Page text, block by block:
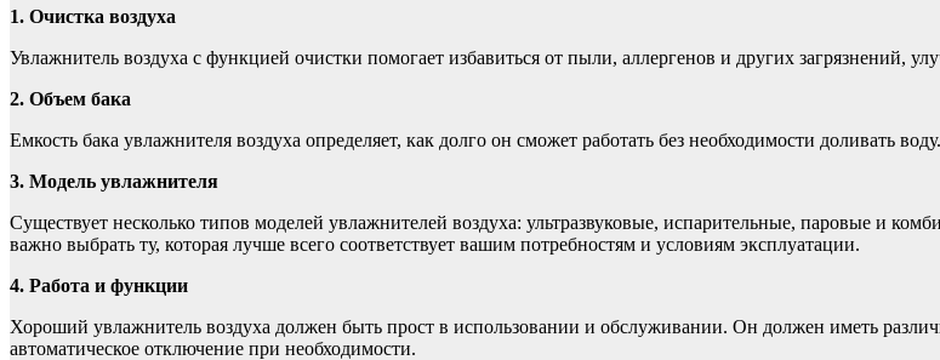
1. Очистка воздуха
Увлажнитель воздуха с функцией очистки помогает избавиться от пыли, аллергенов и других загрязнений,
2. Объем бака
Емкость бака увлажнителя воздуха определяет, как долго он сможет работать без необходимости доливать
3. Модель увлажнителя
Существует несколько типов моделей увлажнителей воздуха: ультразвуковые, испарительные, паровые и
важно выбрать ту, которая лучше всего соответствует вашим потребностям и условиям эксплуатации.
4. Работа и функции
Хороший увлажнитель воздуха должен быть прост в использовании и обслуживании. Он должен иметь
автоматическое отключение при необходимости.